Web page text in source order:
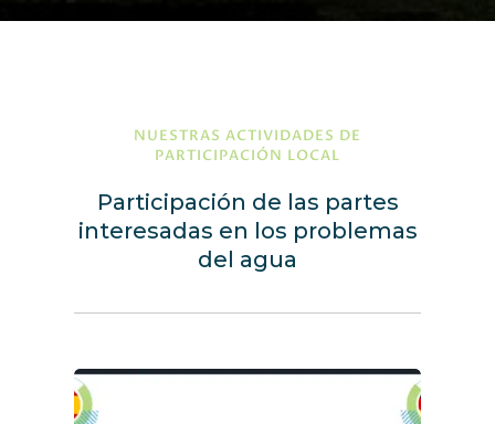
NUESTRAS ACTIVIDADES DE
PARTICIPACIÓN LOCAL
Participación de las partes
interesadas en los problemas
del agua